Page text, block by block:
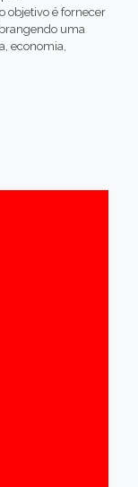
objetivo é fornecer
uma
economia,